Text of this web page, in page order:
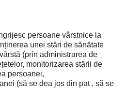
persoane vârstnice la
unei stări de sănătate
(prin administrarea de
monitorizarea stării de
persoanei,
(să se dea jos din pat , să se